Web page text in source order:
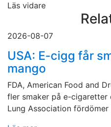
Läs vidare
2026-08-07
USA: E-cigg får
mango
FDA, American Food and
fler smaker på e-cigaretter
Lung Association